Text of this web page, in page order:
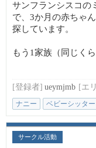
サンフランシスコの
で、3か月の赤ちゃ
探しています。
もう1家族（同じく
[登録者] ueymjmb [エ
ナニー ベビーシッター
サークル活動